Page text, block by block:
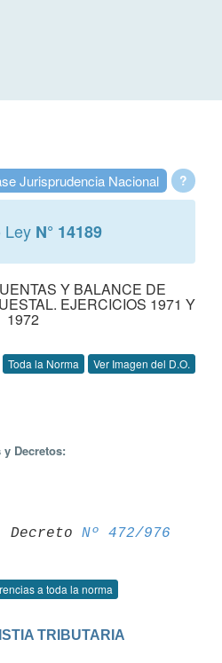
?
Jurisprudencia Nacional
Ley N° 14189
Y BALANCE DE
EJERCICIOS 1971 Y
1972
Toda la Norma Ver Imagen del D.O.
Decretos:
Decreto Nº 472/976
a toda la norma
TRIBUTARIA